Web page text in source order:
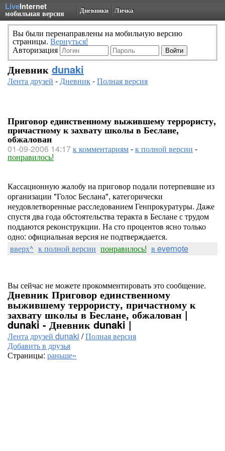
LiveInternet
мобильная версия Дневники Личка
Вы были перенаправлены на мобильную версию
страницы. Вернуться!
Авторизация
Дневник dunaki
Лента друзей -Дневник-Полная версия
Приговор единственному выжившему террористу,
причастному к захвату школы в Беслане,
обжалован
01-09-2006 14:17к комментариям-к полной версии -
понравилось!
Кассационную жалобу на приговор подали потерпевшие из
организации "Голос Беслана", категорически
неудовлетворенные расследованием Генпрокуратуры. Даже
спустя два года обстоятельства теракта в Беслане с трудом
поддаются реконструкции. На сто процентов ясно только
одно: официальная версия не подтверждается.
вверх^ к полной версии понравилось! в evernote
Вы сейчас не можете прокомментировать это сообщение.
Дневник Приговор единственному
выжившему террористу, причастному к
захвату школы в Беслане, обжалован |
dunaki - Дневник dunaki |
Лента друзей dunaki /Полная версия
Добавить в друзья
Страницы: раньше»